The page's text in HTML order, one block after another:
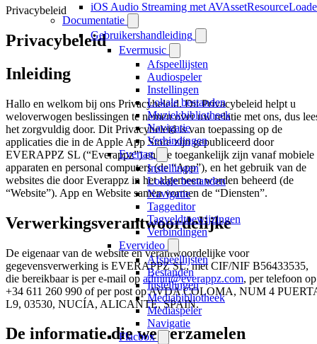
iOS Audio Streaming met
Documentatie
Gebruikershandleiding
Evermusic
Afspeellijsten
Audiospeler
Instellingen
Lokale bestanden
Muziekbibliotheek
Navigatie
Verbindingen
Evertag
Instellingen
Lokale bestanden
Navigatie
Taggeditor
Tagveldtoewijzingen
Verbindingen
Evervideo
Afspeellijsten
Bestanden
Instellingen
Mediabibliotheek
Mediaspeler
Navigatie
Flacbox
Privacybeleid
Privacybeleid
Inleiding
Hallo en welkom bij ons Privacybeleid. Dit Privacybeleid helpt u
weloverwogen beslissingen te nemen over uw relatie met ons, dus
het zorgvuldig door. Dit Privacybeleid is van toepassing op de
applicaties die in de Apple App Store zijn gepubliceerd door
EVERAPPZ SL (“Everappz”) en die toegankelijk zijn vanaf mobiele
apparaten en personal computers (de “App”), en het gebruik van de
websites die door Everappz in het algemeen worden beheerd (de
“Website”). App en Website samen vormen de “Diensten”.
Verwerkingsverantwoordelijke
De eigenaar van de website en verantwoordelijke voor
gegevensverwerking is EVERAPPZ SL, met CIF/NIF B56433535,
die bereikbaar is per e-mail op admin@everappz.com, per telefoon op
+34 611 260 990 of per post op AVDA COLOMA, NUM 4
L9, 03530, NUCÍA, ALICANTE, SPAIN.
De informatie die we verzamelen